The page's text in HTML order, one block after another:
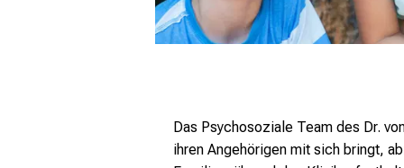
Das Psychosoziale Team des Dr.
ihren Angehörigen mit sich bringt,